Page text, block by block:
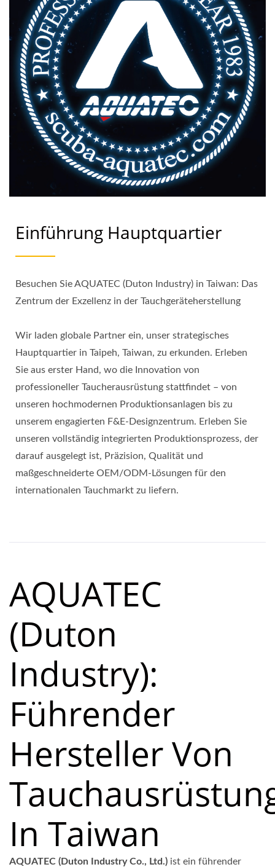
Einführung Hauptquartier
Besuchen Sie AQUATEC (Duton Industry) in Taiwan: Das
Zentrum der Exzellenz in der Tauchgeräteherstellung
Wir laden globale Partner ein, unser strategisches
Hauptquartier in Taipeh, Taiwan, zu erkunden. Erleben
Sie aus erster Hand, wo die Innovation von
professioneller Taucherausrüstung stattfindet – von
unseren hochmodernen Produktionsanlagen bis zu
unserem engagierten F&E-Designzentrum. Erleben Sie
unseren vollständig integrierten Produktionsprozess, der
darauf ausgelegt ist, Präzision, Qualität und
maßgeschneiderte OEM/ODM-Lösungen für den
internationalen Tauchmarkt zu liefern.
AQUATEC
(Duton
Industry):
Führender
Hersteller Von
In Taiwan
AQUATEC (Duton Industry Co., Ltd.) ist ein führender